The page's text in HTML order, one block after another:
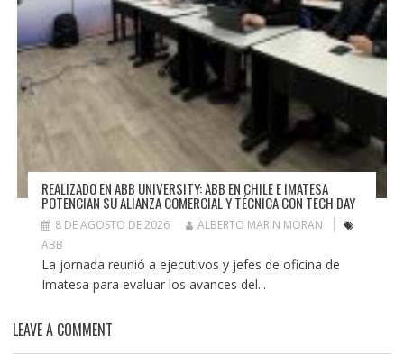
REALIZADO EN ABB UNIVERSITY: ABB EN CHILE E IMATESA
POTENCIAN SU ALIANZA COMERCIAL Y TÉCNICA CON TECH DAY
8 DE AGOSTO DE 2026
ALBERTO MARIN MORAN
ABB
La jornada reunió a ejecutivos y jefes de oficina de
Imatesa para evaluar los avances del...
LEAVE A COMMENT